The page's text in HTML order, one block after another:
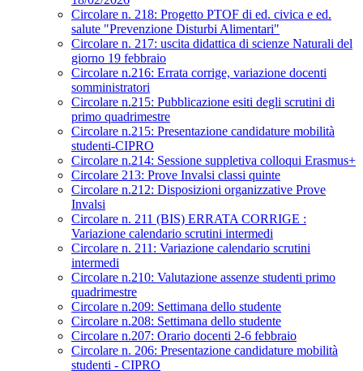
Circolare n. 218: Progetto PTOF di ed. civica e ed.
salute "Prevenzione Disturbi Alimentari"
Circolare n. 217: uscita didattica di scienze Naturali del
giorno 19 febbraio
Circolare n.216: Errata corrige, variazione docenti
somministratori
Circolare n.215: Pubblicazione esiti degli scrutini di
primo quadrimestre
Circolare n.215: Presentazione candidature mobilità
studenti-CIPRO
Circolare n.214: Sessione suppletiva colloqui Erasmus+
Circolare 213: Prove Invalsi classi quinte
Circolare n.212: Disposizioni organizzative Prove
Invalsi
Circolare n. 211 (BIS) ERRATA CORRIGE :
Variazione calendario scrutini intermedi
Circolare n. 211: Variazione calendario scrutini
intermedi
Circolare n.210: Valutazione assenze studenti primo
quadrimestre
Circolare n.209: Settimana dello studente
Circolare n.208: Settimana dello studente
Circolare n.207: Orario docenti 2-6 febbraio
Circolare n. 206: Presentazione candidature mobilità
studenti - CIPRO